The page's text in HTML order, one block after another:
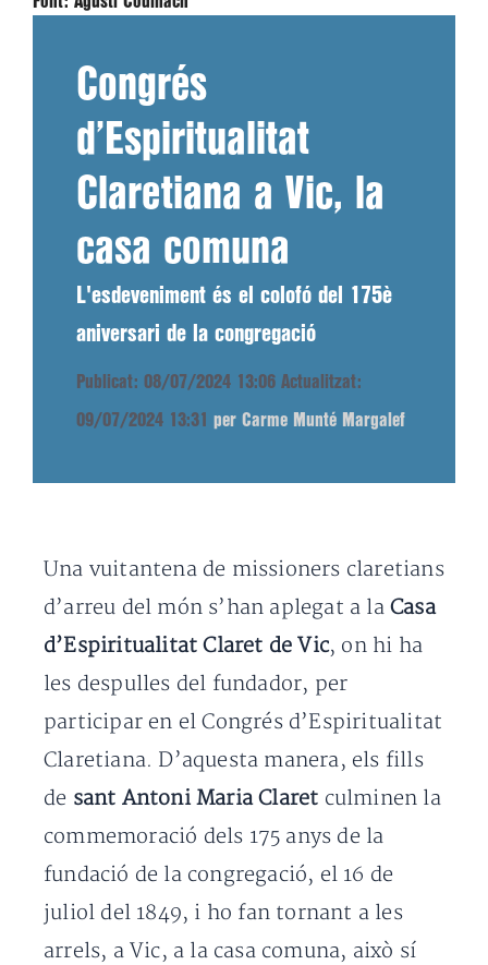
Congrés
d’Espiritualitat
Claretiana a Vic, la
casa comuna
L'esdeveniment és el colofó del 175è
aniversari de la congregació
Publicat: 08/07/2024 13:06 Actualitzat:
09/07/2024 13:31 per Carme Munté Margalef
Una vuitantena de missioners claretians
d’arreu del món s’han aplegat a laCasa
d’Espiritualitat Claret de Vic, on hi ha
les despulles del fundador, per
participar en el Congrés d’Espiritualitat
Claretiana. D’aquesta manera, els fills
de sant Antoni Maria Claret culminen la
commemoració dels 175 anys de la
fundació de la congregació, el 16 de
juliol del 1849, i ho fan tornant a les
arrels, a Vic, a la casa comuna, això sí